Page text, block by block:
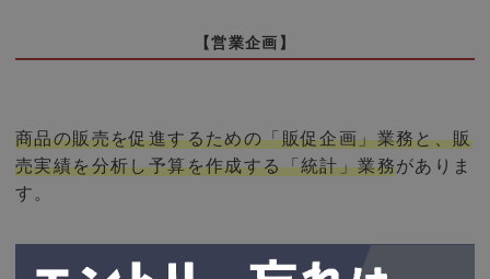
【営業企画】
商品の販売を促進するための「販促企画」業務と、販
売実績を分析し予算を作成する「統計」業務がありま
す。